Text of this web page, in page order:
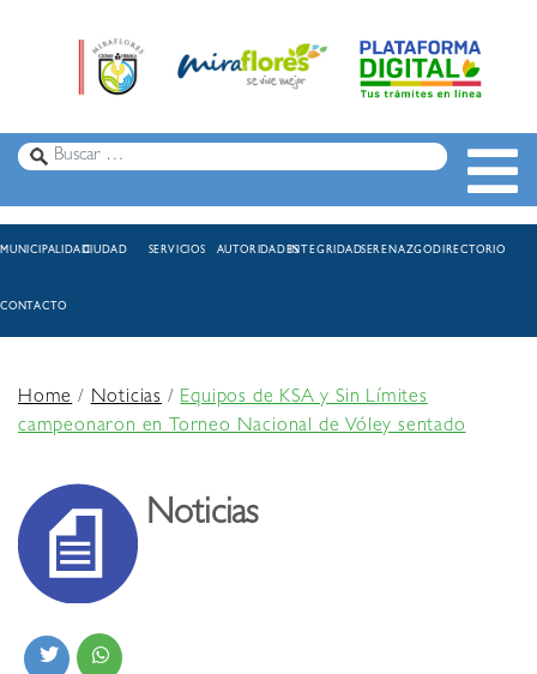
MUNICIPALIDADCIUDAD SERVICIOS AUTORIDADESINTEGRIDADSERENAZGODIRECTORIO
CONTACTO
Home/Noticias /Equipos de KSA y Sin Límites
campeonaron en Torneo Nacional de Vóley sentado
Noticias